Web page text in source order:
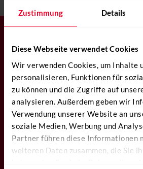
Zustimmung Details
Diese Webseite verwendet Cookies
Wir verwenden Cookies, um Inhalte
personalisieren, Funktionen für
zu können und die Zugriffe auf
analysieren. Außerdem geben wir
Verwendung unserer Website an
soziale Medien, Werbung und
Partner führen diese Informationen
weiteren Daten zusammen, die Sie
Helikopterrundflüge
Gutscheine
Transportflüge
Pilot werden
News
Reports
Eventkalender 2026
E-Mail schreiben
KONTAKT
WHATSAPP
CHAT STARTEN